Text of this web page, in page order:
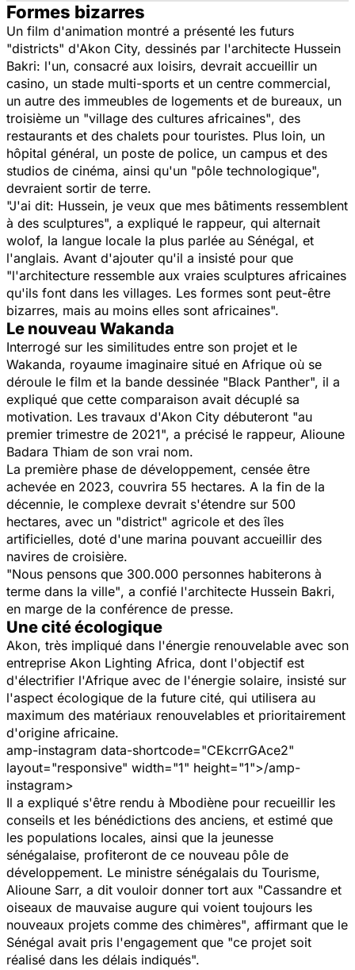
Formes bizarres
Un film d'animation montré a présenté les futurs
"districts" d'Akon City, dessinés par l'architecte Hussein
Bakri: l'un, consacré aux loisirs, devrait accueillir un
casino, un stade multi-sports et un centre commercial,
un autre des immeubles de logements et de bureaux, un
troisième un "village des cultures africaines", des
restaurants et des chalets pour touristes. Plus loin, un
hôpital général, un poste de police, un campus et des
studios de cinéma, ainsi qu'un "pôle technologique",
devraient sortir de terre.
"J'ai dit: Hussein, je veux que mes bâtiments ressemblent
à des sculptures", a expliqué le rappeur, qui alternait
wolof, la langue locale la plus parlée au Sénégal, et
l'anglais. Avant d'ajouter qu'il a insisté pour que
"l'architecture ressemble aux vraies sculptures africaines
qu'ils font dans les villages. Les formes sont peut-être
bizarres, mais au moins elles sont africaines".
Le nouveau Wakanda
Interrogé sur les similitudes entre son projet et le
Wakanda, royaume imaginaire situé en Afrique où se
déroule le film et la bande dessinée "Black Panther", il a
expliqué que cette comparaison avait décuplé sa
motivation. Les travaux d'Akon City débuteront "au
premier trimestre de 2021", a précisé le rappeur, Alioune
Badara Thiam de son vrai nom.
La première phase de développement, censée être
achevée en 2023, couvrira 55 hectares. A la fin de la
décennie, le complexe devrait s'étendre sur 500
hectares, avec un "district" agricole et des îles
artificielles, doté d'une marina pouvant accueillir des
navires de croisière.
"Nous pensons que 300.000 personnes habiterons à
terme dans la ville", a confié l'architecte Hussein Bakri,
en marge de la conférence de presse.
Une cité écologique
Akon, très impliqué dans l'énergie renouvelable avec son
entreprise Akon Lighting Africa, dont l'objectif est
d'électrifier l'Afrique avec de l'énergie solaire, insisté sur
l'aspect écologique de la future cité, qui utilisera au
maximum des matériaux renouvelables et prioritairement
d'origine africaine.
amp-instagram data-shortcode="CEkcrrGAce2"
layout="responsive" width="1" height="1">/amp-
instagram>
Il a expliqué s'être rendu à Mbodiène pour recueillir les
conseils et les bénédictions des anciens, et estimé que
les populations locales, ainsi que la jeunesse
sénégalaise, profiteront de ce nouveau pôle de
développement. Le ministre sénégalais du Tourisme,
Alioune Sarr, a dit vouloir donner tort aux "Cassandre et
oiseaux de mauvaise augure qui voient toujours les
nouveaux projets comme des chimères", affirmant que le
Sénégal avait pris l'engagement que "ce projet soit
réalisé dans les délais indiqués".